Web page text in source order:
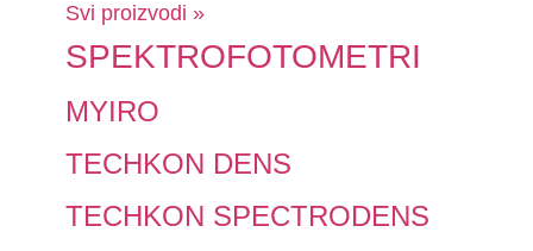
Svi proizvodi »
SPEKTROFOTOMETRI
MYIRO
TECHKON DENS
TECHKON SPECTRODENS